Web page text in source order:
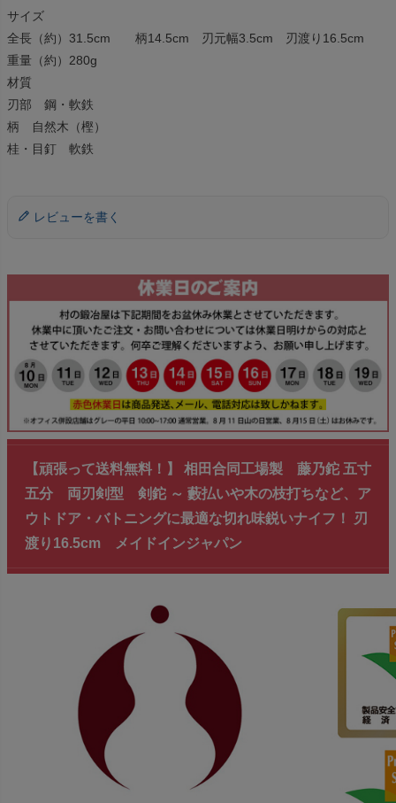
サイズ
全長（約）31.5cm 柄14.5cm 刃元幅3.5cm 刃渡り16.5cm
重量（約）280g
材質
刃部 鋼・軟鉄
柄 自然木（樫）
桂・目釘 軟鉄
レビューを書く
【頑張って送料無料！】 相田合同工場製 藤乃鉈 五寸
五分 両刃剣型 剣鉈 ～ 藪払いや木の枝打ちなど、ア
ウトドア・バトニングに最適な切れ味鋭いナイフ！ 刃
渡り16.5cm メイドインジャパン